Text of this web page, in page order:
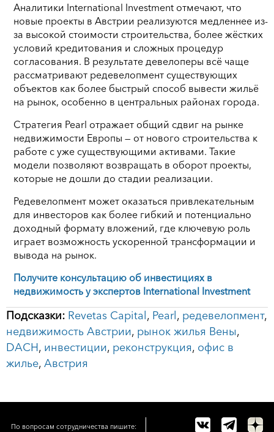
Аналитики International Investment отмечают, что
новые проекты в Австрии реализуются медленнее из-
за высокой стоимости строительства, более жёстких
условий кредитования и сложных процедур
согласования. В результате девелоперы всё чаще
рассматривают редевелопмент существующих
объектов как более быстрый способ вывести жильё
на рынок, особенно в центральных районах города.
Стратегия Pearl отражает общий сдвиг на рынке
недвижимости Европы — от нового строительства к
работе с уже существующими активами. Такие
модели позволяют возвращать в оборот проекты,
которые не дошли до стадии реализации.
Редевелопмент может оказаться привлекательным
для инвесторов как более гибкий и потенциально
доходный формату вложений, где ключевую роль
играет возможность ускоренной трансформации и
вывода на рынок.
Получите консультацию об инвестициях в
недвижимость у экспертов International Investment
Подсказки: Revetas Capital , Pearl , редевелопмент,
недвижимость Австрии, рынок жилья Вены,
DACH, инвестиции, реконструкция, офис в
жилье, Австрия
По вопросам сотрудничества пишите: